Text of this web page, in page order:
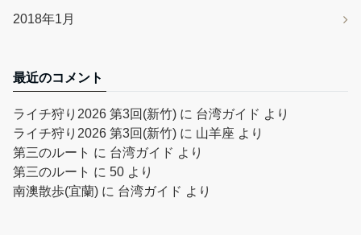
2018年1月
最近のコメント
ライチ狩り2026 第3回(新竹) に 台湾ガイド より
ライチ狩り2026 第3回(新竹) に 山羊座 より
第三のルート に 台湾ガイド より
第三のルート に 50 より
南澳散歩(宜蘭) に 台湾ガイド より